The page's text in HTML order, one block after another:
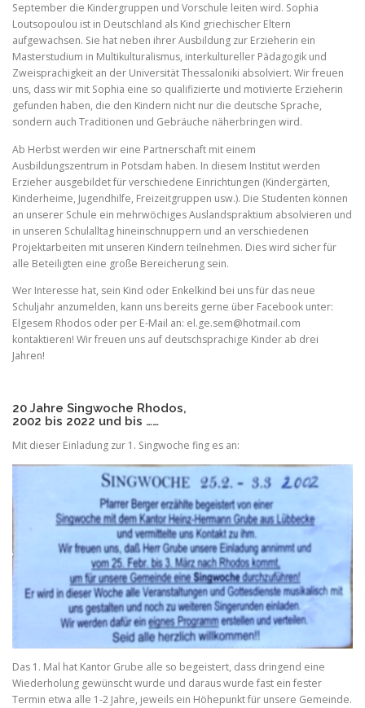
September die Kindergruppen und Vorschule leiten wird. Sophia
Loutsopoulou ist in Deutschland als Kind griechischer Eltern
aufgewachsen. Sie hat neben ihrer Ausbildung zur Erzieherin ein
Masterstudium in Multikulturalismus, interkultureller Pädagogik und
Zweisprachigkeit an der Universität Thessaloniki absolviert. Wir freuen
uns, dass wir mit Sophia eine so qualifizierte und motivierte Erzieherin
gefunden haben, die den Kindern nicht nur die deutsche Sprache,
sondern auch Traditionen und Gebräuche näherbringen wird.
Ab Herbst werden wir eine Partnerschaft mit einem
Ausbildungszentrum in Potsdam haben. In diesem Institut werden
Erzieher ausgebildet für verschiedene Einrichtungen (Kindergärten,
Kinderheime, Jugendhilfe, Freizeitgruppen usw.). Die Studenten können
an unserer Schule ein mehrwöchiges Auslandspraktium absolvieren und
in unseren Schulalltag hineinschnuppern und an verschiedenen
Projektarbeiten mit unseren Kindern teilnehmen. Dies wird sicher für
alle Beteiligten eine große Bereicherung sein.
Wer Interesse hat, sein Kind oder Enkelkind bei uns für das neue
Schuljahr anzumelden, kann uns bereits gerne über Facebook unter:
Elgesem Rhodos oder per E-Mail an: el.ge.sem@hotmail.com
kontaktieren! Wir freuen uns auf deutschsprachige Kinder ab drei
Jahren!
20 Jahre Singwoche Rhodos,
2002 bis 2022 und bis ……
Mit dieser Einladung zur 1. Singwoche fing es an:
Das 1. Mal hat Kantor Grube alle so begeistert, dass dringend eine
Wiederholung gewünscht wurde und daraus wurde fast ein fester
Termin etwa alle 1-2 Jahre, jeweils ein Höhepunkt für unsere Gemeinde.